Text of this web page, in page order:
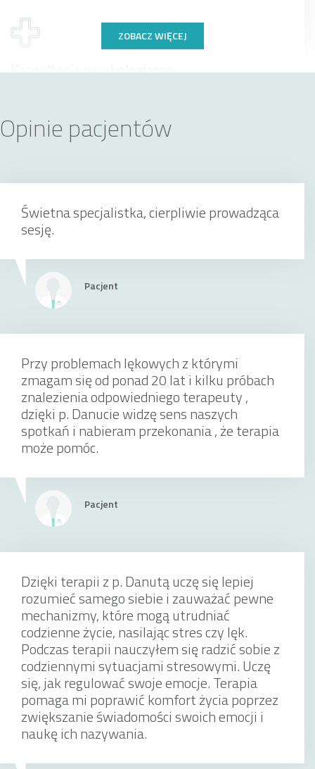
Konsultacja psychologiczna
180 zł
terapia indywidualna - kolejna wizyta
Od 180 zł
poradnictwo psychologiczne
200 zł
Consulta psicológica en español
220 zł
ZOBACZ WIĘCEJ
Opinie pacjentów
Świetna specjalistka, cierpliwie prowadząca
sesję.
Pacjent
Przy problemach lękowych z którymi
zmagam się od ponad 20 lat i kilku próbach
znalezienia odpowiedniego terapeuty ,
dzięki p. Danucie widzę sens naszych
spotkań i nabieram przekonania , że terapia
może pomóc.
Pacjent
Dzięki terapii z p. Danutą uczę się lepiej
rozumieć samego siebie i zauważać pewne
mechanizmy, które mogą utrudniać
codzienne życie, nasilając stres czy lęk.
Podczas terapii nauczyłem się radzić sobie z
codziennymi sytuacjami stresowymi. Uczę
się, jak regulować swoje emocje. Terapia
pomaga mi poprawić komfort życia poprzez
zwiększanie świadomości swoich emocji i
naukę ich nazywania.